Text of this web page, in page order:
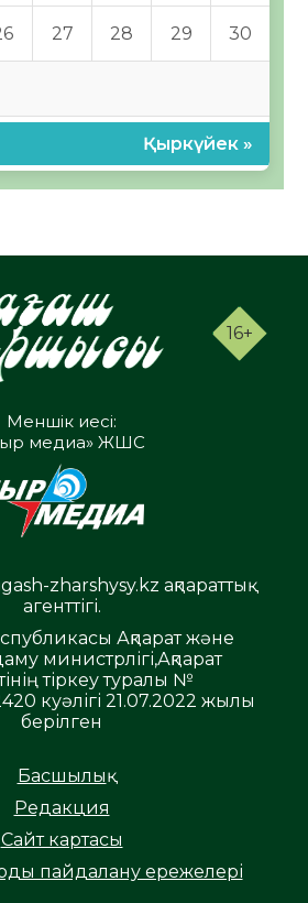
27 28 29 30
Қыркүйек »
16+
Меншік иесі:
медиа» ЖШС
zharshysy.kz ақпараттық
агенттігі.
Ақпарат және
министрлігі,Ақпарат
тіркеу туралы №
куәлігі 21.07.2022 жылы
берілген
Басшылық
Редакция
Сайт картасы
пайдалану ережелері